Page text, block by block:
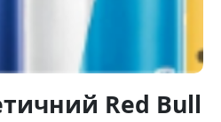
Red Bull